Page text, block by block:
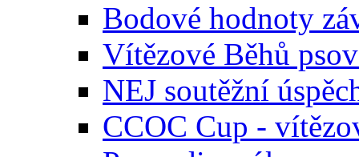
Bodové hodnoty
Vítězové Běhů
NEJ soutěžní
CCOC Cup -